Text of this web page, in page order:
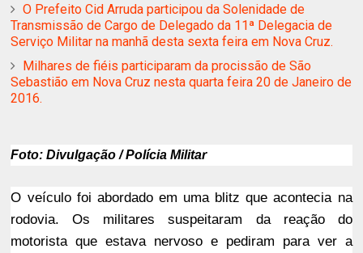
O Prefeito Cid Arruda participou da Solenidade de
Transmissão de Cargo de Delegado da 11ª Delegacia de
Serviço Militar na manhã desta sexta feira em Nova Cruz.
Milhares de fiéis participaram da procissão de São
Sebastião em Nova Cruz nesta quarta feira 20 de Janeiro de
2016.
Foto: Divulgação / Polícia Militar
O veículo foi abordado em uma blitz que acontecia na
rodovia. Os militares suspeitaram da reação do
motorista que estava nervoso e pediram para ver a